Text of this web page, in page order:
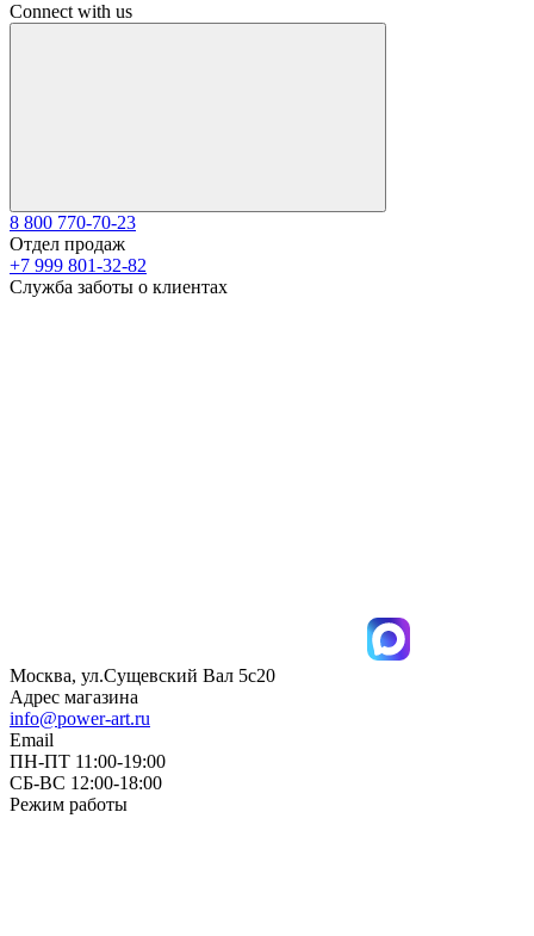
Connect with us
8 800 770-70-23
Отдел продаж
+7 999 801-32-82
Служба заботы о клиентах
Москва, ул.Сущевский Вал 5с20
Адрес магазина
info@power-art.ru
Email
ПН-ПТ 11:00-19:00
СБ-ВС 12:00-18:00
Режим работы